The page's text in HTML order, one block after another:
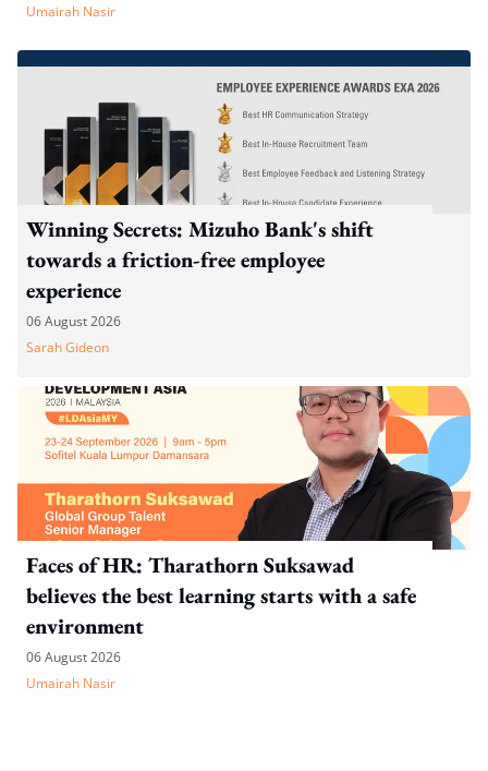
Umairah Nasir
Winning Secrets: Mizuho Bank's shift
towards a friction-free employee
experience
06 August 2026
Sarah Gideon
Faces of HR: Tharathorn Suksawad
believes the best learning starts with a safe
environment
06 August 2026
Umairah Nasir